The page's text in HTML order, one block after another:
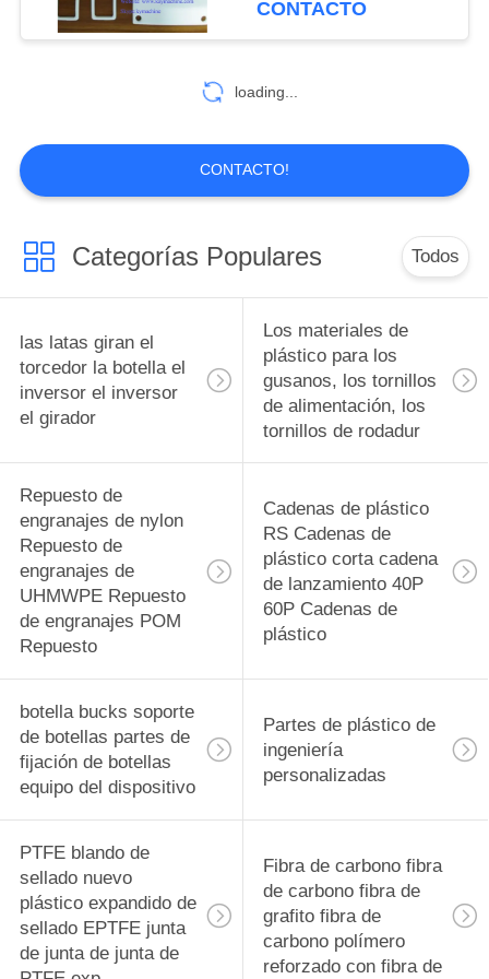
polímero reforzado
con fibra de
Diseño de moldes
piezas de piezas de
accesorios
10
Pistones bujes de
rodamiento
Ingeniería Plásticos
pistones bujes de
rodamiento
6
PVDF Material de
precisión
Componentes
mecanizados CNC
29
Tecapeek CNC
PEEK Partes
mecanizadas,
componentes
mecanizados PEEK
espaciador de anillos de
China fábrica China
productor
CONTACTO
loading...
CONTACTO!
Categorías Populares Todos
las latas giran el
torcedor la botella el
inversor el inversor
el girador
Los materiales de
plástico para los
gusanos, los tornillos
de alimentación, los
tornillos de rodadur
Repuesto de
engranajes de nylon
Repuesto de
engranajes de
UHMWPE Repuesto
de engranajes POM
Repuesto
Cadenas de plástico
RS Cadenas de
plástico corta cadena
de lanzamiento 40P
60P Cadenas de
plástico
botella bucks soporte
de botellas partes de
fijación de botellas
equipo del dispositivo
Partes de plástico de
ingeniería
personalizadas
PTFE blando de
sellado nuevo
plástico expandido de
sellado EPTFE junta
de junta de junta de
Fibra de carbono fibra
de carbono fibra de
grafito fibra de
carbono polímero
reforzado con fibra de